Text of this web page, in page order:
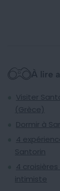
À lire
Visiter
(Grèce)
Dormir à
4
Santorin
4
intimiste